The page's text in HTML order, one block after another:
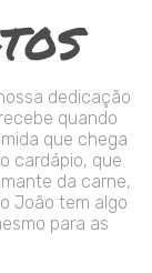
dedicação
quando
que chega
cardápio, que
da carne,
João tem algo
para as